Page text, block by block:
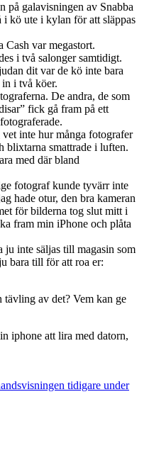
på galavisningen av Snabba
i kö ute i kylan för att släppas
Cash var megastort.
i två salonger samtidigt.
dit var de kö inte bara
i två köer.
De andra, de som
fick gå fram på ett
vet inte hur många fotografer
blixtarna smattrade i luften.
med där bland
fotograf kunde tyvärr inte
hade otur, den bra kameran
för bilderna tog slut mitt i
fram min iPhone och plåta
ju inte säljas till magasin som
bara till för att roa er:
tävling av det? Vem kan ge
iphone att lira med datorn,
tidigare under